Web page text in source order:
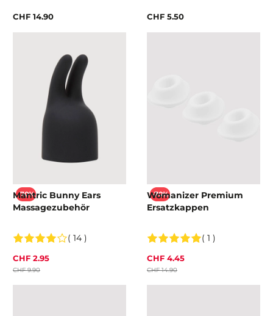
CHF 14.90 CHF 5.50
-70%
Mantric Bunny Ears
Massagezubehör
( 14 )
CHF 2.95
CHF 9.90
-70%
Womanizer Premium
Ersatzkappen
( 1 )
CHF 4.45
CHF 14.90